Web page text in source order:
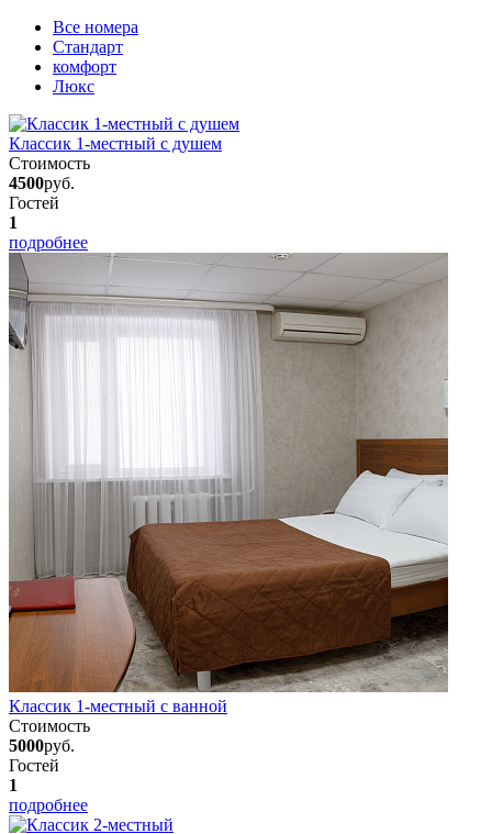
Вcе номера
Стандарт
комфорт
Люкс
Классик 1-местный с душем
Стоимость
4500руб.
Гостей
1
подробнее
Классик 1-местный с ванной
Стоимость
5000руб.
Гостей
1
подробнее